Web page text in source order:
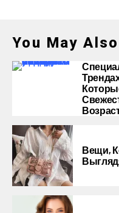
You May
Вещи,